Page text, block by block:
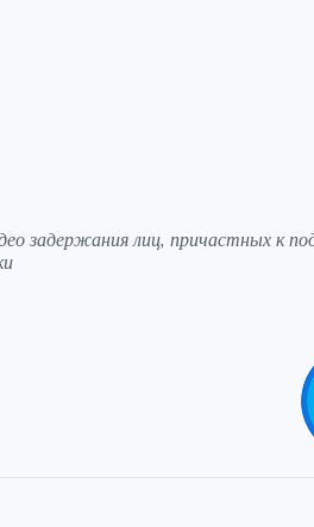
задержания лиц, причастных к